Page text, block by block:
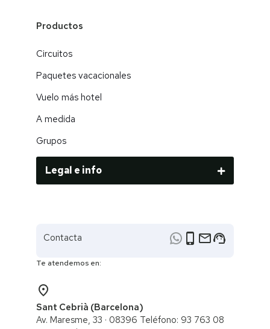
Productos
Circuitos
Paquetes vacacionales
Vuelo más hotel
A medida
Grupos
Legal e info
Contacta phone_iphone emailsupport_agent
Te atendemos en:
place
Sant Cebrià (Barcelona)
Av. Maresme, 33 · 08396 Teléfono: 93 763 08